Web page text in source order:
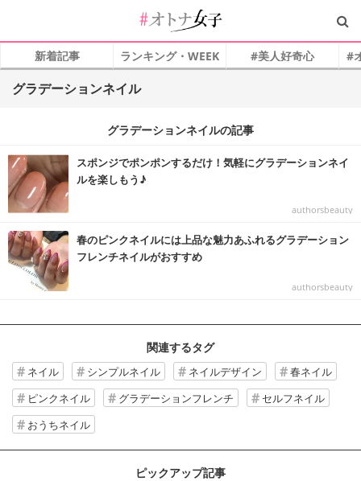
新着記事 ランキング・WEEK #美人好奇心 #
グラデーションネイル
グラデーションネイルの記事
スポンジでポンポンするだけ！気軽にグラデーションネイ
ルを楽しもう♪
authorsbeauty
春のピンクネイルには上品な魅力あふれるグラデーション
フレンチネイルがおすすめ
authorsbeauty
関連するタグ
ネイル シンプルネイル ネイルデザイン
春ネイル
ピンクネイル
グラデーションフレンチ
セルフネイル
おうちネイル
ピックアップ記事